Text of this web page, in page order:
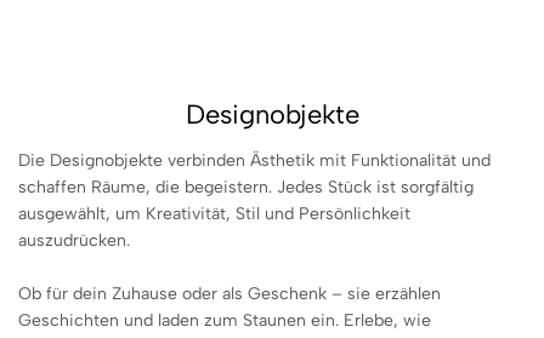
Designobjekte
Die Designobjekte verbinden Ästhetik mit Funktionalität und
schaffen Räume, die begeistern. Jedes Stück ist sorgfältig
ausgewählt, um Kreativität, Stil und Persönlichkeit
auszudrücken.
Ob für dein Zuhause oder als Geschenk – sie erzählen
Geschichten und laden zum Staunen ein. Erlebe, wie